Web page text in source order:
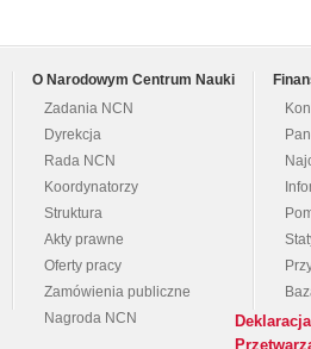
O Narodowym Centrum Nauki
Zadania NCN
Dyrekcja
Rada NCN
Koordynatorzy
Struktura
Akty prawne
Oferty pracy
Zamówienia publiczne
Nagroda NCN